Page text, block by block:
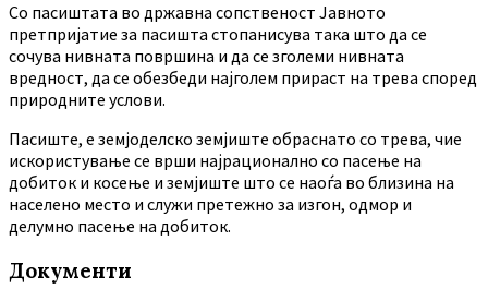
Co пасиштата во државна сопственост Јавното
претпријатие за пасишта стопанисува така што да се
сочува нивната површина и да се зголеми нивната
вредност, да се обезбеди најголем прираст на трева според
природните услови.
Пасиште, е земјоделско земјиште обраснато со трева, чие
искористување се врши најрационално со пасење на
добиток и косење и земјиште што се наоѓа во близина на
населено место и служи претежно за изгон, одмор и
делумно пасење на добиток.
Документи